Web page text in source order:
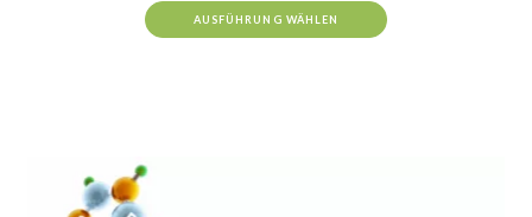
AUSFÜHRUNG WÄHLEN